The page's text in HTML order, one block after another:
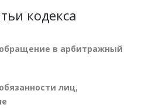
кодекса
в арбитражный
лиц,